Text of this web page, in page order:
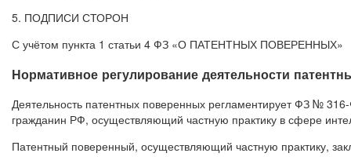
5. ПОДПИСИ СТОРОН
С учётом пункта 1 статьи 4 ФЗ «О ПАТЕНТНЫХ ПОВЕРЕННЫХ»
Нормативное регулирование деятельности
Деятельность патентных поверенных регламентирует ФЗ №
гражданин РФ, осуществляющий частную практику в сфере
Патентный поверенный, осуществляющий частную практику,